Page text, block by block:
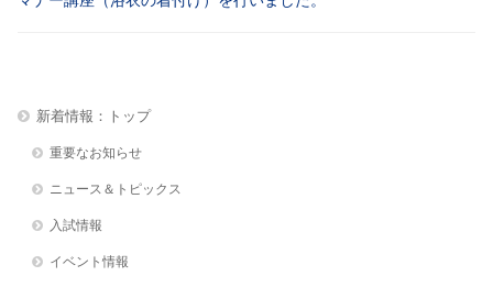
新着情報：トップ
重要なお知らせ
ニュース＆トピックス
入試情報
イベント情報